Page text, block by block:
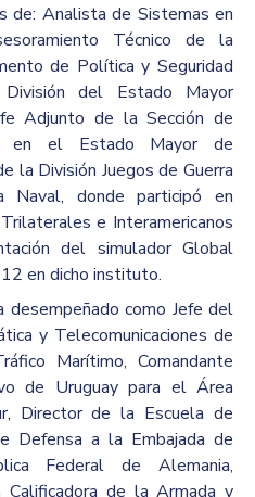
de: Analista de Sistemas en
Técnico de la
de Política y Seguridad
del Estado Mayor
Adjunto de la Sección de
en el Estado Mayor de
la División Juegos de Guerra
donde participó en
e Interamericanos
del simulador Global
en dicho instituto.
desempeñado como Jefe del
y Telecomunicaciones de
Marítimo, Comandante
de Uruguay para el Área
Director de la Escuela de
Defensa a la Embajada de
Federal de Alemania,
Calificadora de la Armada y